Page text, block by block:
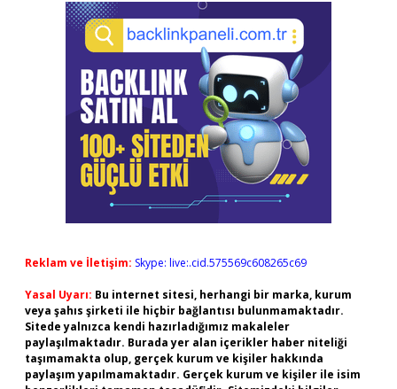
Reklam ve İletişim: Skype: live:.cid.575569c608265c69
Yasal Uyarı: Bu internet sitesi, herhangi bir marka, kurum
veya şahıs şirketi ile hiçbir bağlantısı bulunmamaktadır.
Sitede yalnızca kendi hazırladığımız makaleler
paylaşılmaktadır. Burada yer alan içerikler haber niteliği
taşımamakta olup, gerçek kurum ve kişiler hakkında
paylaşım yapılmamaktadır. Gerçek kurum ve kişiler ile isim